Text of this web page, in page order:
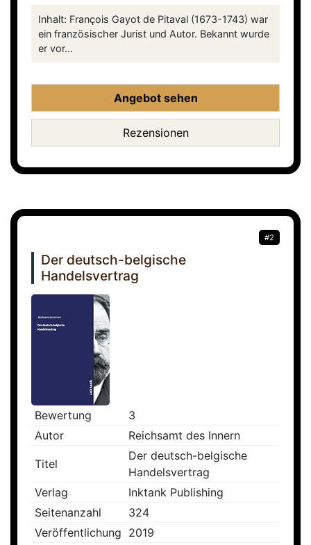
Inhalt: François Gayot de Pitaval (1673-1743) war
ein französischer Jurist und Autor. Bekannt wurde
er vor...
Angebot sehen
Rezensionen
#2
Der deutsch-belgische
Handelsvertrag
Bewertung
3
Autor
Reichsamt des Innern
Titel
Der deutsch-belgische
Handelsvertrag
Verlag
Inktank Publishing
Seitenanzahl
324
Veröffentlichung 2019